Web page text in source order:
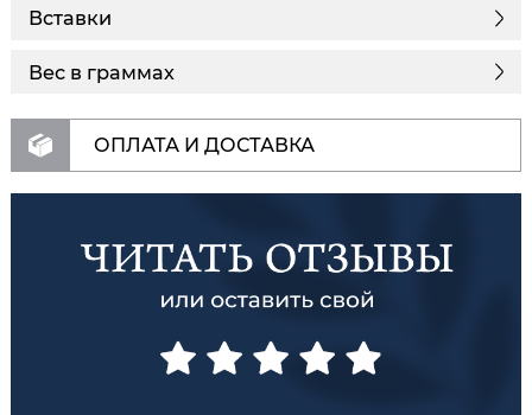
Вставки
Вес в граммах
ОПЛАТА И ДОСТАВКА